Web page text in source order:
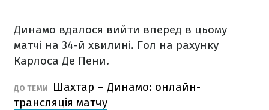
Динамо вдалося вийти вперед в цьому
матчі на 34-й хвилині. Гол на рахунку
Карлоса Де Пени.
ДО ТЕМИ
Шахтар – Динамо: онлайн-
трансляція матчу